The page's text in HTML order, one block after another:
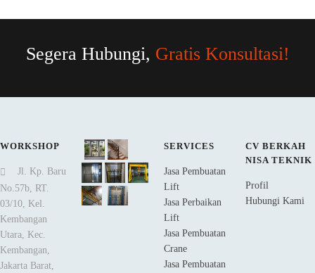
Segera Hubungi, Gratis Konsultasi!
WORKSHOP
Jl. Kp. Baru
No.57b, RT.
03/10, Kel.
Kembangan
Utara, Kec.
Kembangan,
Jakarta Barat,
SERVICES
Jasa Pembuatan
Lift
Jasa Perbaikan
Lift
Jasa Pembuatan
Crane
Jasa Pembuatan
CV BERKAH
NISA TEKNIK
Profil
Hubungi Kami